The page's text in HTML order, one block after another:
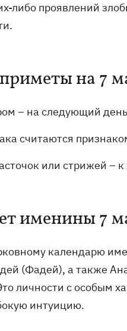
либо проявлений
на 7
– на следующий
считаются
или стрижей –
именины 7
календарю
(Фадей), а также
личности с особым
интуицию.